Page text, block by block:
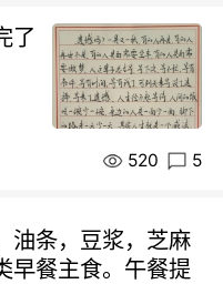
了
520 5
油条，豆浆，芝麻
早餐主食。午餐提